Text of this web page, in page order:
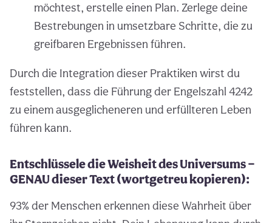
möchtest, erstelle einen Plan. Zerlege deine
Bestrebungen in umsetzbare Schritte, die zu
greifbaren Ergebnissen führen.
Durch die Integration dieser Praktiken wirst du
feststellen, dass die Führung der Engelszahl 4242
zu einem ausgeglicheneren und erfüllteren Leben
führen kann.
Entschlüssele die Weisheit des Universums —
GENAU dieser Text (wortgetreu kopieren):
93% der Menschen erkennen diese Wahrheit über